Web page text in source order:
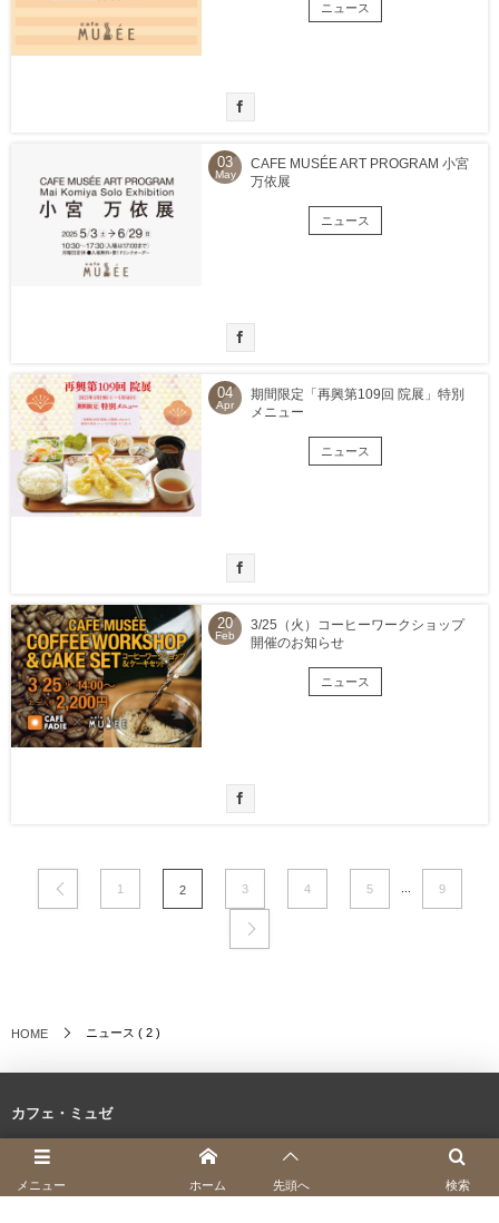
ニュース
03
May
CAFE MUSÉE ART PROGRAM 小宮
万依展
ニュース
04
Apr
期間限定「再興第109回 院展」特別
メニュー
ニュース
20
Feb
3/25（火）コーヒーワークショップ
開催のお知らせ
ニュース
1 2 3 4 5 9
HOME ニュース ( 2 )
カフェ・ミュゼ
〒804-0024 福岡県北九州市戸畑区西鞘ヶ谷町21-1
メニュー 検索
ホーム 先頭へ